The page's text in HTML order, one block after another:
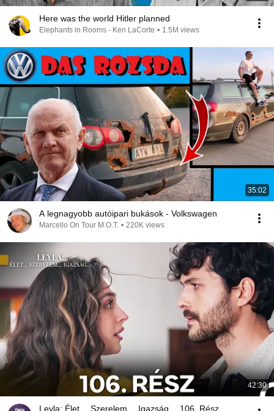
Here was the world Hitler planned
Elephants in Rooms - Ken LaCorte • 1.5M views
35:02
A legnagyobb autóipari bukások - Volkswagen
Marcello On Tour M.O.T. • 220K views
42:30
Leyla: Élet… Szerelem… Igazság… 106. Rész